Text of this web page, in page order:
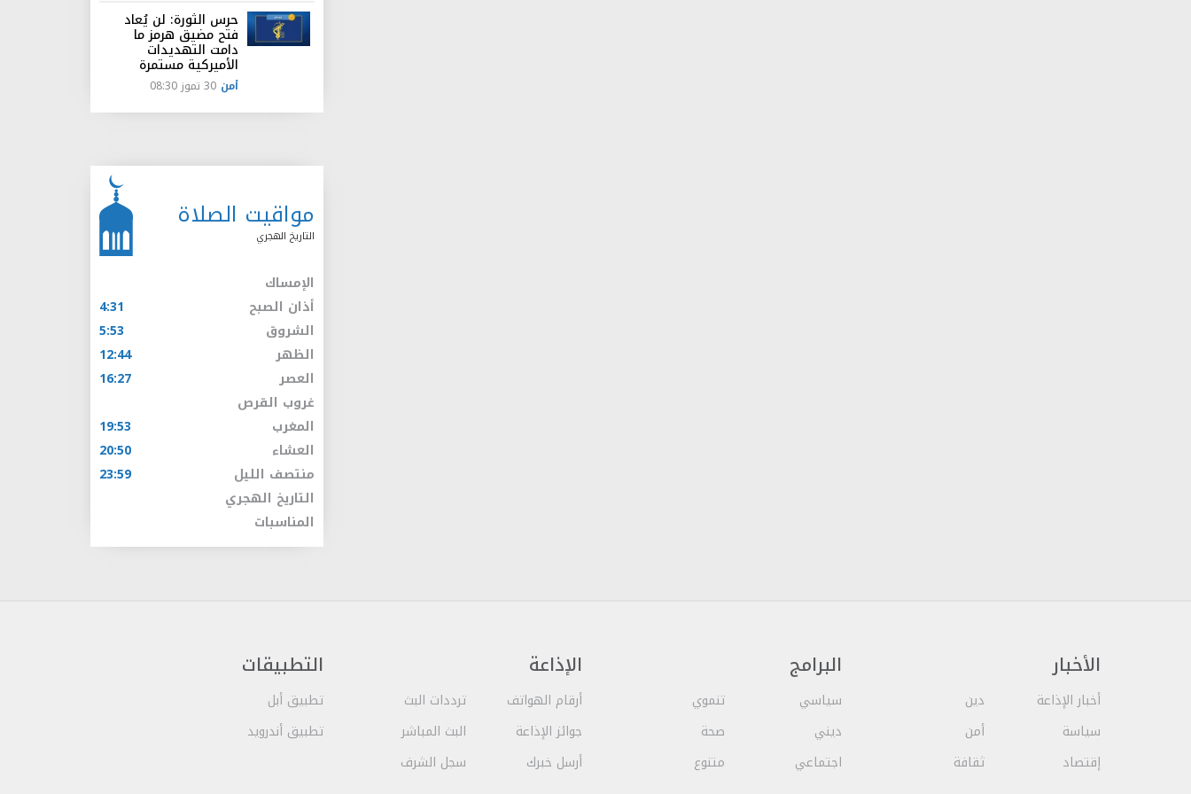
حرس الثورة: لن يُعاد
فتح مضيق هرمز ما
دامت التهديدات
الأميركية مستمرة
أمن 30 تموز 08:30
مواقيت الصلاة
التاريخ الهجري
الإمساك
أذان الصبح
4:31
الشروق
5:53
الظهر
12:44
العصر
16:27
غروب القرص
المغرب
19:53
العشاء
20:50
منتصف الليل
23:59
التاريخ الهجري
المناسبات
الأخبار
أخبار الإذاعة
سياسة
إقتصاد
دين
أمن
ثقافة
البرامج
سياسي
ديني
اجتماعي
تنموي
صحة
متنوع
الإذاعة
أرقام الهواتف
جوائز الإذاعة
أرسل خبرك
ترددات البث
البث المباشر
سجل الشرف
التطبيقات
تطبيق أبل
تطبيق أندرويد